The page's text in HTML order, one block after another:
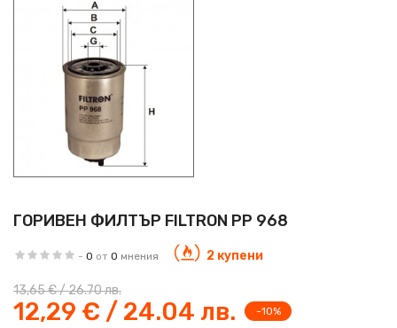
ГОРИВЕН ФИЛТЪР FILTRON PP 968
- 0 от 0 мнения 2 купени
12,29 € / 24.04 лв. -10%
13,65 € / 26.70 лв.